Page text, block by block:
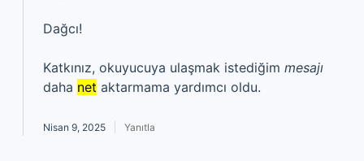
Dağcı!
Katkınız, okuyucuya ulaşmak istediğim mesajı
daha net aktarmama yardımcı oldu.
Nisan 9, 2025 Yanıtla